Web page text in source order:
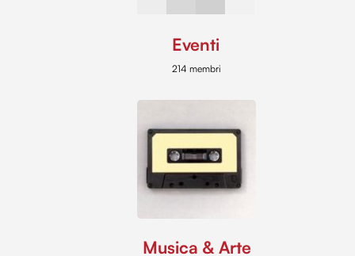
Eventi
214 membri
Musica & Arte